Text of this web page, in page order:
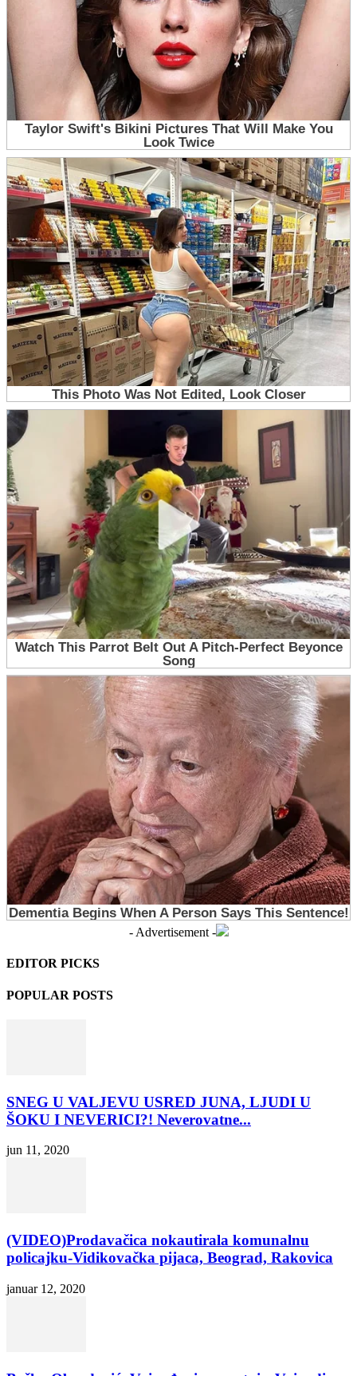
- Advertisement -
EDITOR PICKS
POPULAR POSTS
SNEG U VALJEVU USRED JUNA, LJUDI U
ŠOKU I NEVERICI?! Neverovatne...
jun 11, 2020
(VIDEO)Prodavačica nokautirala komunalnu
policajku-Vidikovačka pijaca, Beograd, Rakovica
januar 12, 2020